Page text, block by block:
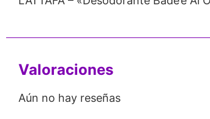
Valoraciones
Aún no hay reseñas